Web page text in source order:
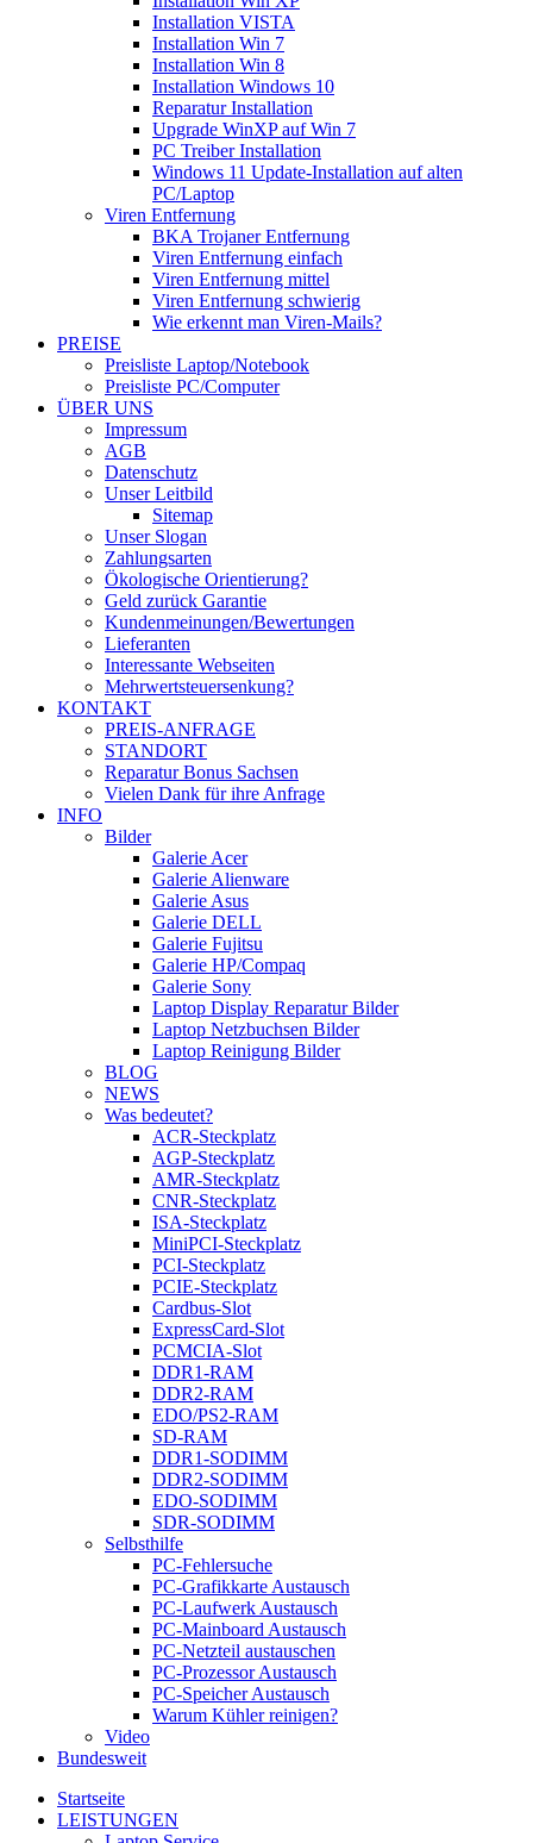
Installation VISTA
Installation Win 7
Installation Win 8
Installation Windows 10
Reparatur Installation
Upgrade WinXP auf Win 7
PC Treiber Installation
Windows 11 Update-Installation auf alten
PC/Laptop
Viren Entfernung
BKA Trojaner Entfernung
Viren Entfernung einfach
Viren Entfernung mittel
Viren Entfernung schwierig
Wie erkennt man Viren-Mails?
PREISE
Preisliste Laptop/Notebook
Preisliste PC/Computer
ÜBER UNS
Impressum
AGB
Datenschutz
Unser Leitbild
Sitemap
Unser Slogan
Zahlungsarten
Ökologische Orientierung?
Geld zurück Garantie
Kundenmeinungen/Bewertungen
Lieferanten
Interessante Webseiten
Mehrwertsteuersenkung?
KONTAKT
PREIS-ANFRAGE
STANDORT
Reparatur Bonus Sachsen
Vielen Dank für ihre Anfrage
INFO
Bilder
Galerie Acer
Galerie Alienware
Galerie Asus
Galerie DELL
Galerie Fujitsu
Galerie HP/Compaq
Galerie Sony
Laptop Display Reparatur Bilder
Laptop Netzbuchsen Bilder
Laptop Reinigung Bilder
BLOG
NEWS
Was bedeutet?
ACR-Steckplatz
AGP-Steckplatz
AMR-Steckplatz
CNR-Steckplatz
ISA-Steckplatz
MiniPCI-Steckplatz
PCI-Steckplatz
PCIE-Steckplatz
Cardbus-Slot
ExpressCard-Slot
PCMCIA-Slot
DDR1-RAM
DDR2-RAM
EDO/PS2-RAM
SD-RAM
DDR1-SODIMM
DDR2-SODIMM
EDO-SODIMM
SDR-SODIMM
Selbsthilfe
PC-Fehlersuche
PC-Grafikkarte Austausch
PC-Laufwerk Austausch
PC-Mainboard Austausch
PC-Netzteil austauschen
PC-Prozessor Austausch
PC-Speicher Austausch
Warum Kühler reinigen?
Video
Bundesweit
Startseite
LEISTUNGEN